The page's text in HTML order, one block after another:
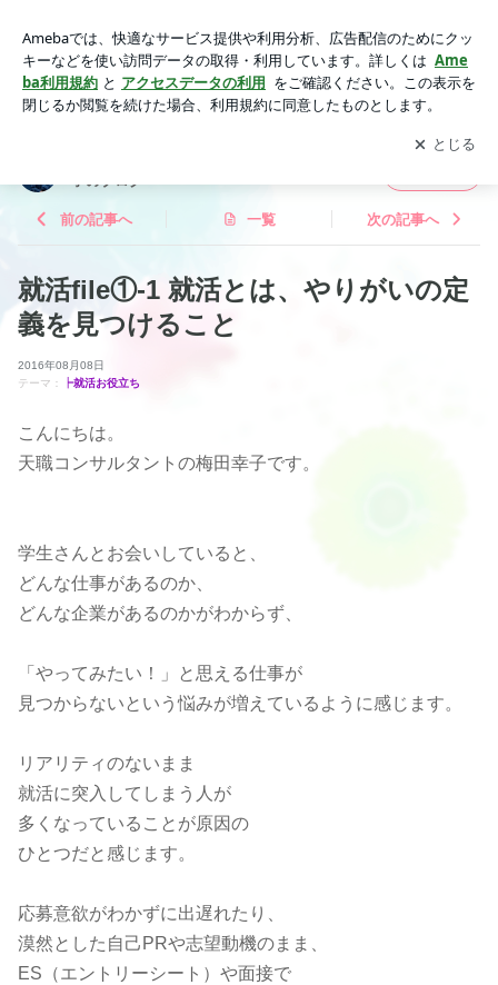
望みのままに新しい時代をつくる 梅田幸子のブログ
アプリをダウンロードして ブログの更新通知
を受け取りまし
ょう。
開く
子のブログ
前の記事へ 一覧 次の記事へ
就活file①-1 就活とは、やりがいの定
義を見つけること
2016年08月08日
テーマ：
┝就活お役立ち
こんにちは。
天職コンサルタントの梅田幸子です。
学生さんとお会いしていると、
どんな仕事があるのか、
どんな企業があるのかがわからず、
「やってみたい！」と思える仕事が
見つからないという悩みが増えているように感じます。
リアリティのないまま
就活に突入してしまう人が
多くなっていることが原因の
ひとつだと感じます。
応募意欲がわかずに出遅れたり、
漠然とした自己PRや志望動機のまま、
ES（エントリーシート）や面接で